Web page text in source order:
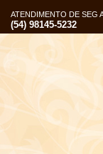
ATENDIMENTO DE SEG
(54) 98145-5232